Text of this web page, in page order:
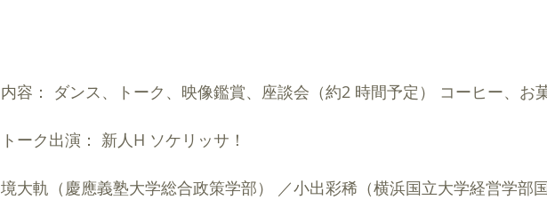
内容： ダンス、トーク、映像鑑賞、座談会（約2 時間予定） コーヒー、お
トーク出演： 新人H ソケリッサ！
境大軌（慶應義塾大学総合政策学部） ／小出彩稀（横浜国立大学経営学部